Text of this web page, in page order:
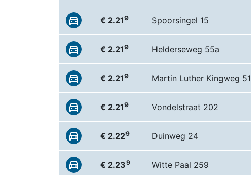
€ 2.219 Spoorsingel 15
€ 2.219 Helderseweg 55a
€ 2.219 Martin Luther Kingweg 51
€ 2.219 Vondelstraat 202
€ 2.229 Duinweg 24
€ 2.239 Witte Paal 259